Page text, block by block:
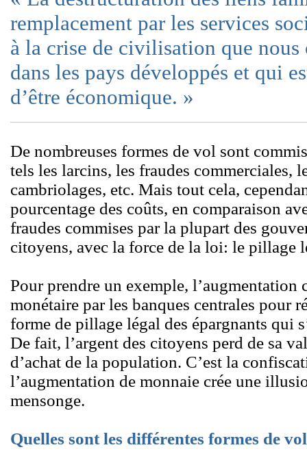
remplacement par les services
à la crise de civilisation que nous
dans les pays développés et qui
d’être économique. »
De nombreuses formes de vol sont
tels les larcins, les fraudes commerciales,
cambriolages, etc. Mais tout cela,
pourcentage des coûts, en comparaison
fraudes commises par la plupart des
citoyens, avec la force de la loi: le pillage
Pour prendre un exemple, l’augmentation
monétaire par les banques centrales pour
forme de pillage légal des épargnants qui
De fait, l’argent des citoyens perd de sa
d’achat de la population. C’est la
l’augmentation de monnaie crée une
mensonge.
Quelles sont les différentes formes de